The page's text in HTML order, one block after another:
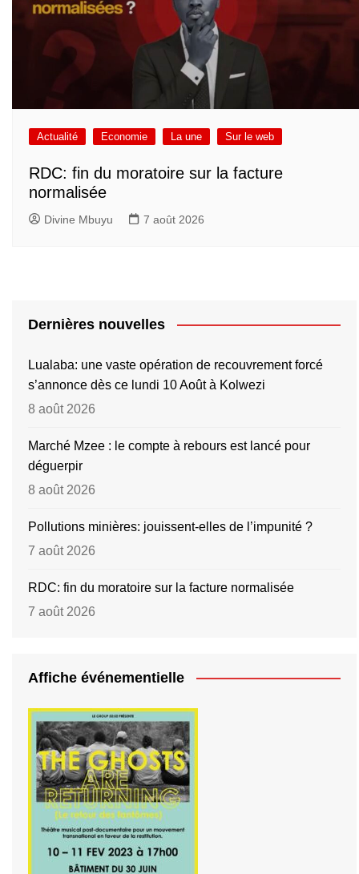
Actualité Economie La une Sur le web
RDC: fin du moratoire sur la facture
normalisée
Divine Mbuyu 7 août 2026
Dernières nouvelles
Lualaba: une vaste opération de recouvrement forcé
s’annonce dès ce lundi 10 Août à Kolwezi
8 août 2026
Marché Mzee : le compte à rebours est lancé pour
déguerpir
8 août 2026
Pollutions minières: jouissent-elles de l’impunité ?
7 août 2026
RDC: fin du moratoire sur la facture normalisée
7 août 2026
Affiche événementielle